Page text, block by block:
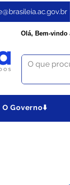
Olá, Bem-vindo
O Governo⬇️